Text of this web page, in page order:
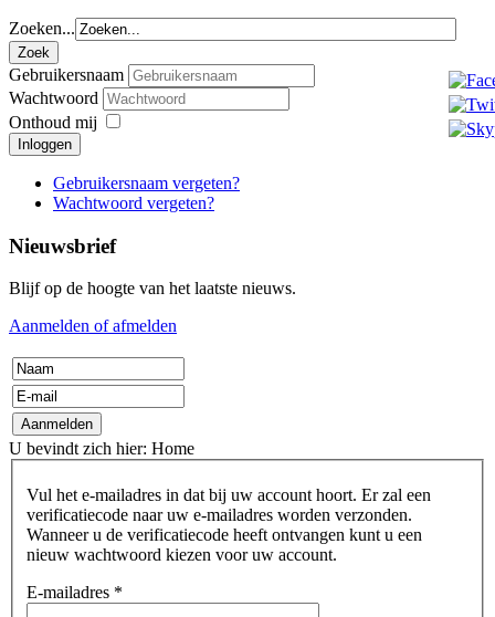
Zoeken...
Gebruikersnaam
Wachtwoord
Onthoud mij
Inloggen
Gebruikersnaam vergeten?
Wachtwoord vergeten?
Nieuwsbrief
Blijf op de hoogte van het laatste nieuws.
Aanmelden of afmelden
U bevindt zich hier: Home
Vul het e-mailadres in dat bij uw account hoort. Er zal een
verificatiecode naar uw e-mailadres worden verzonden.
Wanneer u de verificatiecode heeft ontvangen kunt u een
nieuw wachtwoord kiezen voor uw account.
E-mailadres *